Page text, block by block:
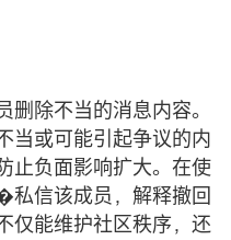
除不当的消息内容。
当或可能引起争议的内
止负面影响扩大。在使
信该成员，解释撤回
仅能维护社区秩序，还